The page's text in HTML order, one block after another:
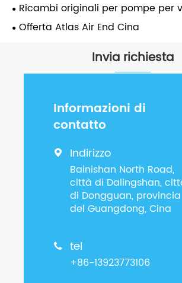
Ricambi originali per pompe per
Offerta Atlas Air End Cina
Invia richiesta
Informazioni di
contatto
 Indirizzo
Bainishan North Road,
città di Dalingshan,
di Dongguan, provincia
del Guangdong, Cina
 tel
+86-13923773106